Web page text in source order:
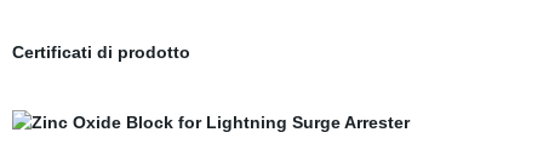
Certificati di prodotto